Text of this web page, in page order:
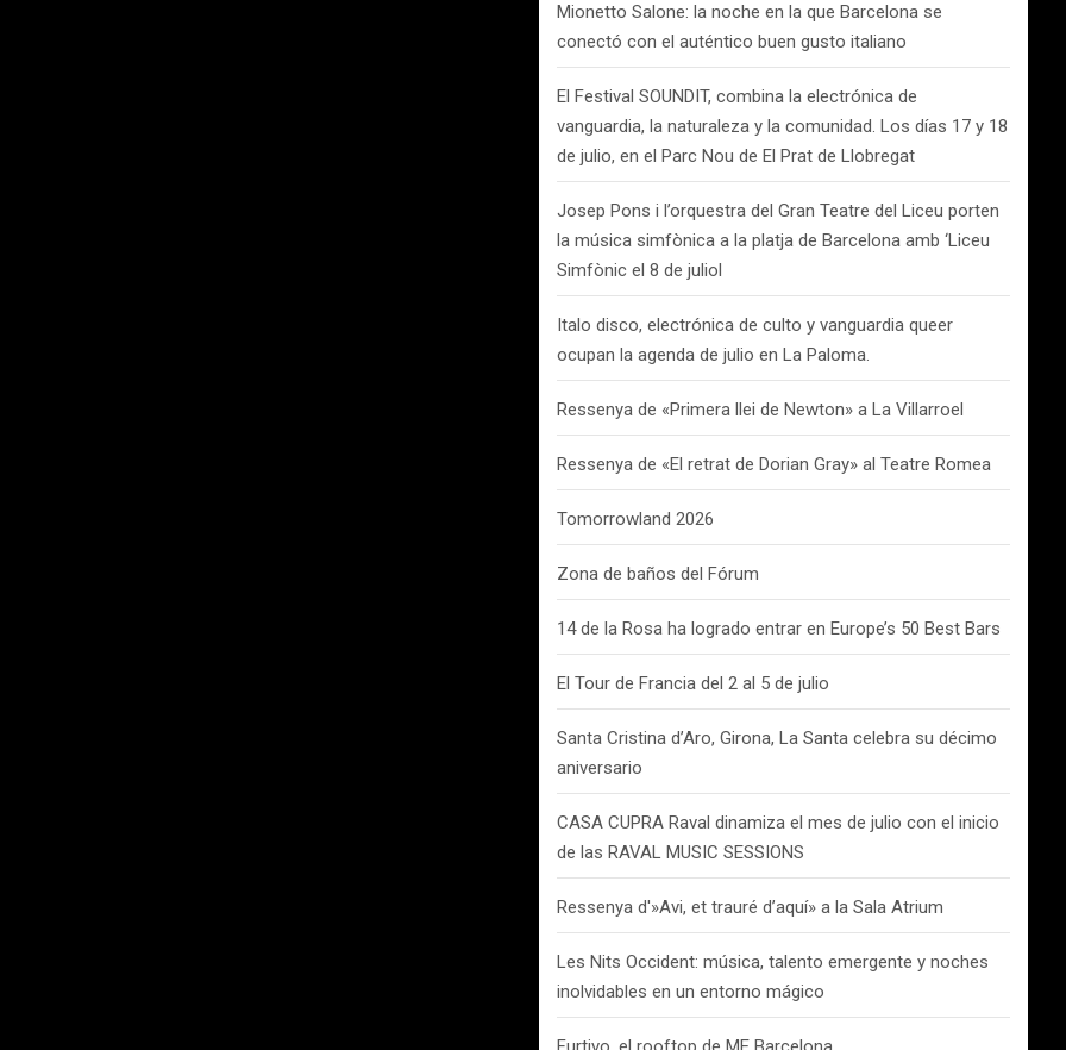
Mionetto Salone: la noche en la que Barcelona se
conectó con el auténtico buen gusto italiano
El Festival SOUNDIT, combina la electrónica de
vanguardia, la naturaleza y la comunidad. Los días 17 y 18
de julio, en el Parc Nou de El Prat de Llobregat
Josep Pons i l’orquestra del Gran Teatre del Liceu porten
la música simfònica a la platja de Barcelona amb ‘Liceu
Simfònic el 8 de juliol
Italo disco, electrónica de culto y vanguardia queer
ocupan la agenda de julio en La Paloma.
Ressenya de «Primera llei de Newton» a La Villarroel
Ressenya de «El retrat de Dorian Gray» al Teatre Romea
Tomorrowland 2026
Zona de baños del Fórum
14 de la Rosa ha logrado entrar en Europe’s 50 Best Bars
El Tour de Francia del 2 al 5 de julio
Santa Cristina d’Aro, Girona, La Santa celebra su décimo
aniversario
CASA CUPRA Raval dinamiza el mes de julio con el inicio
de las RAVAL MUSIC SESSIONS
Ressenya d'»Avi, et trauré d’aquí» a la Sala Atrium
Les Nits Occident: música, talento emergente y noches
inolvidables en un entorno mágico